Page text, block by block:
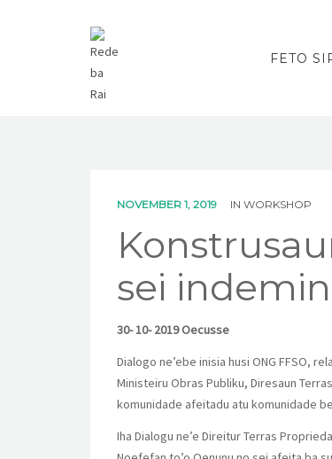
FETO
NOVEMBER 1, 2019 IN WORKSHOP
sei
30- 10- 2019 Oecusse
Dialogo ne’ebe inisia husi ONG FFSO,
Ministeiru Obras Publiku, Diresaun
komunidade afeitadu atu komunidade
Iha Dialogu ne’e Direitur Terras